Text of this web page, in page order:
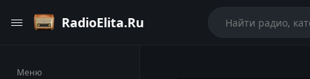
RadioElita.Ru
Меню